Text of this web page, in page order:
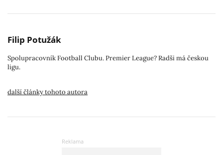
Filip Potužák
Spolupracovník Football Clubu. Premier League? Radši má českou
ligu.
další články tohoto autora